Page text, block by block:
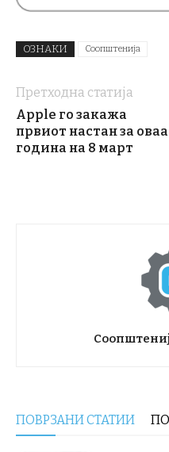
ОЗНАКИ Соопштенија
Претходна статија
Apple го закажа
првиот настан за оваа
година на 8 март
ПОВРЗАНИ СТАТИИ